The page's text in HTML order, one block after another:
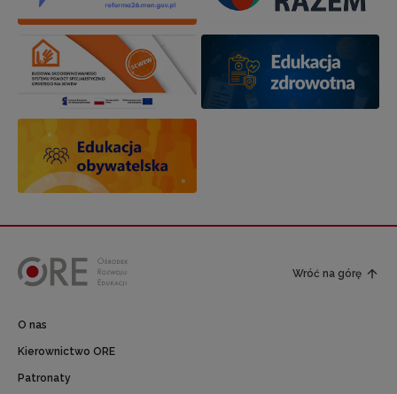
Wróć na górę
O nas
Kierownictwo ORE
Patronaty